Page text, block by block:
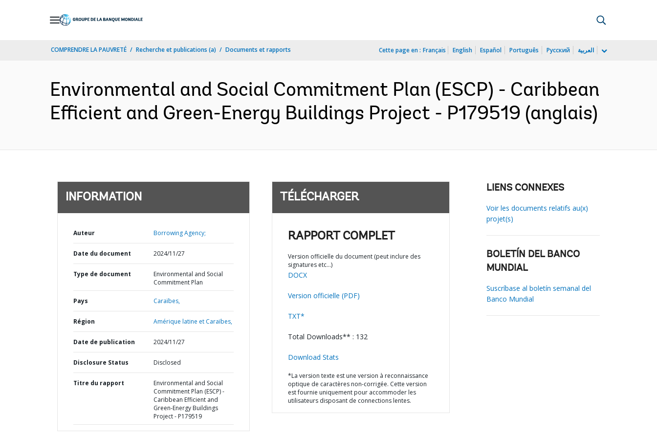
COMPRENDRE LA PAUVRETÉ Recherche et publications (a) Documents et rapports Cette page en : Français English Español Português Русский العربية
Environmental and Social Commitment Plan (ESCP) - Caribbean
Efficient and Green-Energy Buildings Project - P179519 (anglais)
INFORMATION
Auteur Borrowing Agency;
Date du document 2024/11/27
Type de document
Environmental and Social
Commitment Plan
Pays Caraïbes,
Région Amérique latine et Caraïbes,
Date de publication 2024/11/27
Disclosure Status Disclosed
Titre du rapport
Environmental and Social
Commitment Plan (ESCP) -
Caribbean Efficient and
Green-Energy Buildings
Project - P179519
TÉLÉCHARGER
RAPPORT COMPLET
Version officielle du document (peut inclure des
signatures etc…)
DOCX
Version officielle (PDF)
TXT*
Total Downloads** : 132
Download Stats
*La version texte est une version à reconnaissance
optique de caractères non-corrigée. Cette version
est fournie uniquement pour accommoder les
utilisateurs disposant de connections lentes.
LIENS CONNEXES
Voir les documents relatifs au(x)
projet(s)
BOLETÍN DEL BANCO
MUNDIAL
Suscríbase al boletín semanal del
Banco Mundial